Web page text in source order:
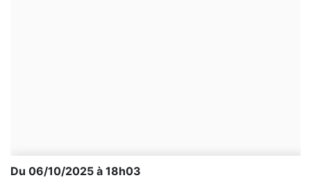
Du 06/10/2025 à 18h03